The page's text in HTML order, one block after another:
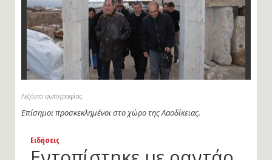
Λεζάντα φωτογραφίας
Επίσημοι προσκεκλημένοι στο χώρο της Λαοδίκειας.
Ειδήσεις